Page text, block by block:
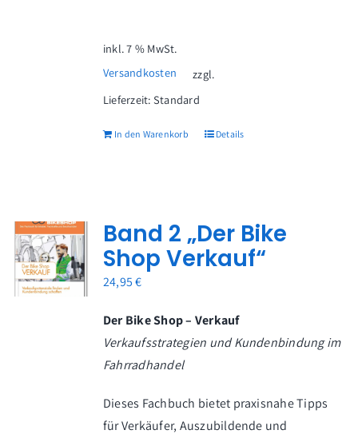
inkl. 7 % MwSt.
zzgl.
Versandkosten
Lieferzeit: Standard
In den Warenkorb Details
Band 2 „Der Bike
Shop Verkauf“
24,95€
Der Bike Shop – Verkauf
Verkaufsstrategien und Kundenbindung im
Fahrradhandel
Dieses Fachbuch bietet praxisnahe Tipps
für Verkäufer, Auszubildende und